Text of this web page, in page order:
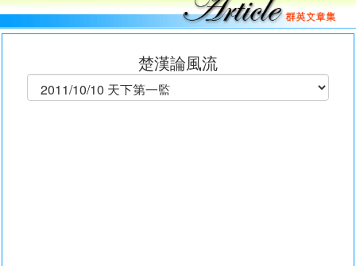
楚漢論風流